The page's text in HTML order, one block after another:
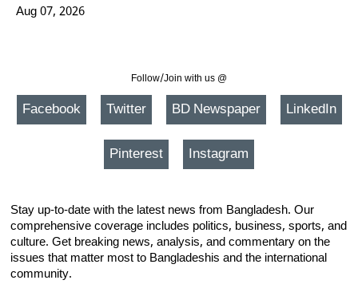
Aug 07, 2026
Follow/Join with us @
Facebook Twitter BD Newspaper LinkedIn
Pinterest Instagram
Stay up-to-date with the latest news from Bangladesh. Our
comprehensive coverage includes politics, business, sports, and
culture. Get breaking news, analysis, and commentary on the
issues that matter most to Bangladeshis and the international
community.